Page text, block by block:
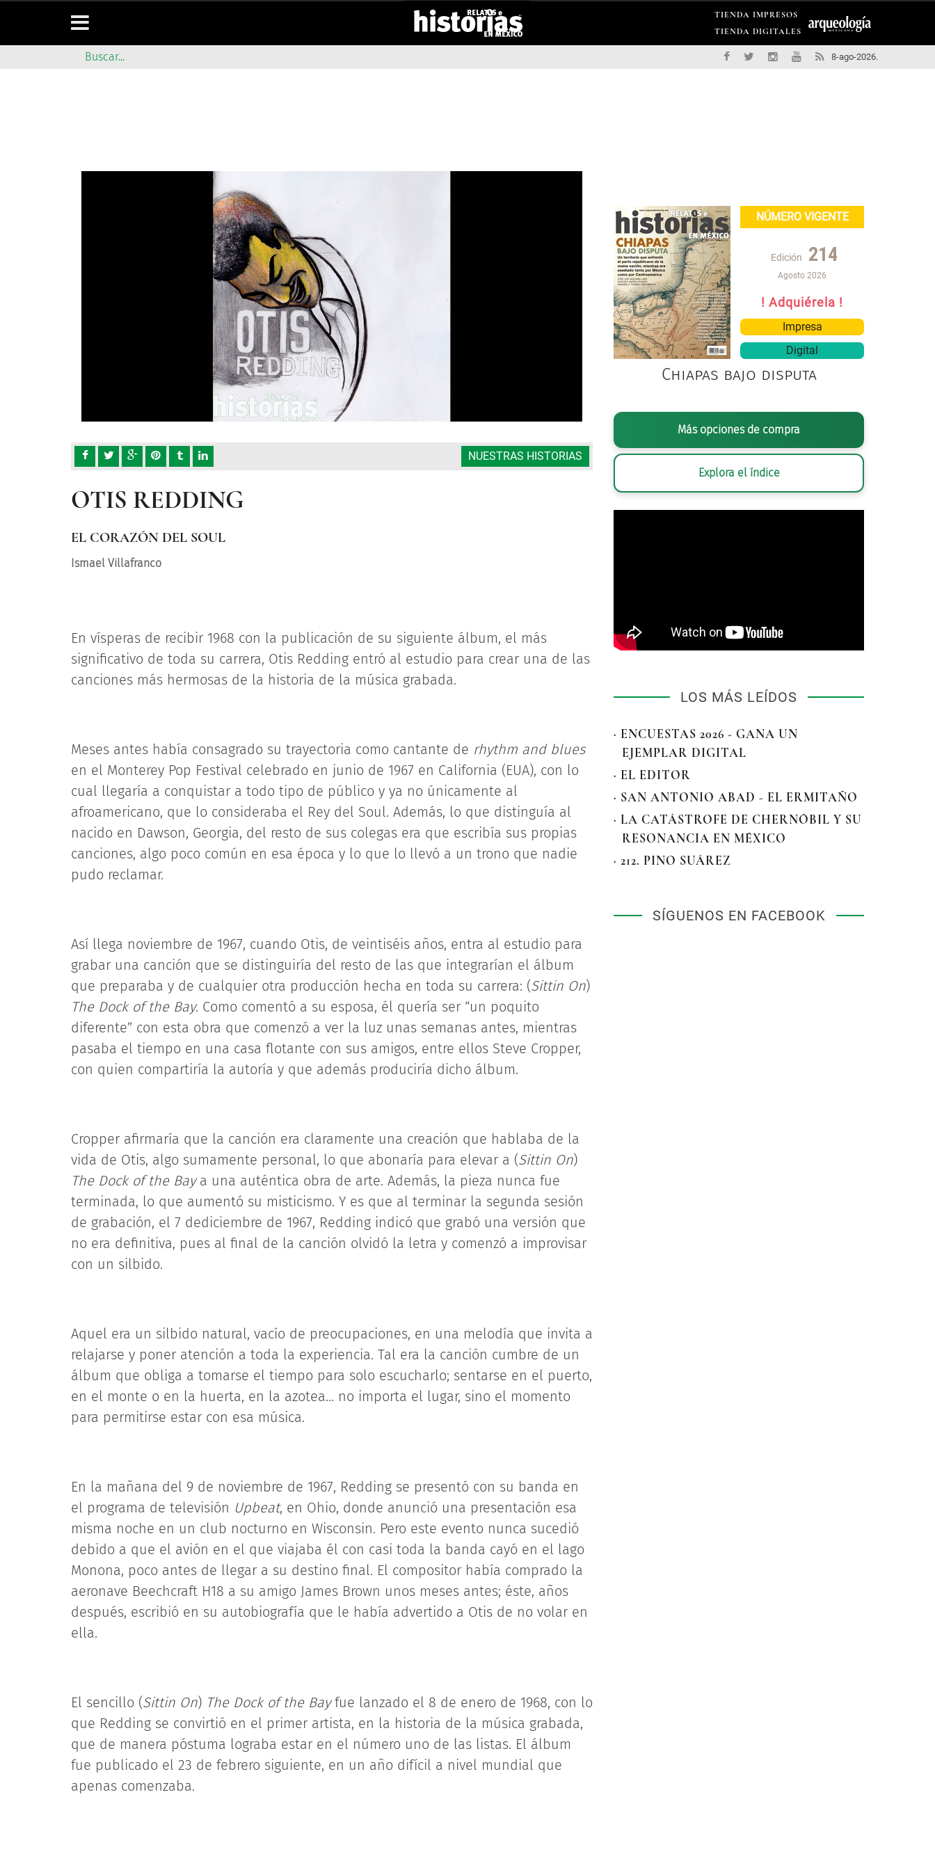
TIENDA IMPRESOS
TIENDA DIGITALES
8-ago-2026.
NUESTRAS HISTORIAS
OTIS REDDING
EL CORAZÓN DEL SOUL
Ismael Villafranco
En vísperas de recibir 1968 con la publicación de su siguiente álbum, el más
significativo de toda su carrera, Otis Redding entró al estudio para crear una de las
canciones más hermosas de la historia de la música grabada.
Meses antes había consagrado su trayectoria como cantante de rhythm and blues
en el Monterey Pop Festival celebrado en junio de 1967 en California (EUA), con lo
cual llegaría a conquistar a todo tipo de público y ya no únicamente al
afroamericano, que lo consideraba el Rey del Soul. Además, lo que distinguía al
nacido en Dawson, Georgia, del resto de sus colegas era que escribía sus propias
canciones, algo poco común en esa época y lo que lo llevó a un trono que nadie
pudo reclamar.
Así llega noviembre de 1967, cuando Otis, de veintiséis años, entra al estudio para
grabar una canción que se distinguiría del resto de las que integrarían el álbum
que preparaba y de cualquier otra producción hecha en toda su carrera: (Sittin On)
The Dock of the Bay. Como comentó a su esposa, él quería ser “un poquito
diferente” con esta obra que comenzó a ver la luz unas semanas antes, mientras
pasaba el tiempo en una casa flotante con sus amigos, entre ellos Steve Cropper,
con quien compartiría la autoría y que además produciría dicho álbum.
Cropper afirmaría que la canción era claramente una creación que hablaba de la
vida de Otis, algo sumamente personal, lo que abonaría para elevar a (Sittin On)
The Dock of the Baya una auténtica obra de arte. Además, la pieza nunca fue
terminada, lo que aumentó su misticismo. Y es que al terminar la segunda sesión
de grabación, el 7 dediciembre de 1967, Redding indicó que grabó una versión que
no era definitiva, pues al final de la canción olvidó la letra y comenzó a improvisar
con un silbido.
Aquel era un silbido natural, vacío de preocupaciones, en una melodía que invita a
relajarse y poner atención a toda la experiencia. Tal era la canción cumbre de un
álbum que obliga a tomarse el tiempo para solo escucharlo; sentarse en el puerto,
en el monte o en la huerta, en la azotea... no importa el lugar, sino el momento
para permitirse estar con esa música.
En la mañana del 9 de noviembre de 1967, Redding se presentó con su banda en
el programa de televisión Upbeat, en Ohio, donde anunció una presentación esa
misma noche en un club nocturno en Wisconsin. Pero este evento nunca sucedió
debido a que el avión en el que viajaba él con casi toda la banda cayó en el lago
Monona, poco antes de llegar a su destino final. El compositor había comprado la
aeronave Beechcraft H18 a su amigo James Brown unos meses antes; éste, años
después, escribió en su autobiografía que le había advertido a Otis de no volar en
ella.
El sencillo (Sittin On) The Dock of the Bayfue lanzado el 8 de enero de 1968, con lo
que Redding se convirtió en el primer artista, en la historia de la música grabada,
que de manera póstuma lograba estar en el número uno de las listas. El álbum
fue publicado el 23 de febrero siguiente, en un año difícil a nivel mundial que
apenas comenzaba.
NÚMERO VIGENTE
Edición 214
Agosto 2026
! Adquiérela !
Impresa
Digital
Chiapas bajo disputa
Más opciones de compra
Explora el índice
LOS MÁS LEÍDOS
· ENCUESTAS 2026 - GANA UN
EJEMPLAR DIGITAL
· EL EDITOR
· SAN ANTONIO ABAD - EL ERMITAÑO
· LA CATÁSTROFE DE CHERNÓBIL Y SU
RESONANCIA EN MÉXICO
· 212. PINO SUÁREZ
SÍGUENOS EN FACEBOOK